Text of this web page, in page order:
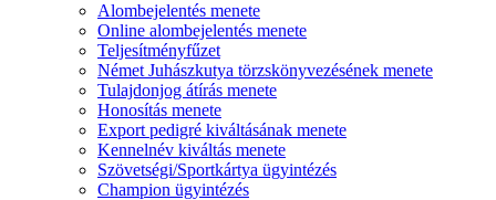
Alombejelentés menete
Online alombejelentés menete
Teljesítményfűzet
Német Juhászkutya törzskönyvezésének menete
Tulajdonjog átírás menete
Honosítás menete
Export pedigré kiváltásának menete
Kennelnév kiváltás menete
Szövetségi/Sportkártya ügyintézés
Champion ügyintézés